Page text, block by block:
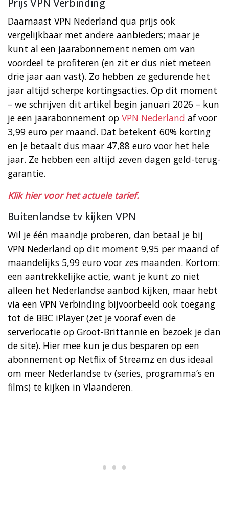
Daarnaast VPN Nederland qua prijs ook
vergelijkbaar met andere aanbieders; maar je
kunt al een jaarabonnement nemen om van
voordeel te profiteren (en zit er dus niet meteen
drie jaar aan vast). Zo hebben ze gedurende het
jaar altijd scherpe kortingsacties. Op dit moment
– we schrijven dit artikel begin januari 2026 – kun
je een jaarabonnement op VPN Nederland af voor
3,99 euro per maand. Dat betekent 60% korting
en je betaalt dus maar 47,88 euro voor het hele
jaar. Ze hebben een altijd zeven dagen geld-terug-
garantie.
Klik hier voor het actuele tarief.
Buitenlandse tv kijken VPN
Wil je één maandje proberen, dan betaal je bij
VPN Nederland op dit moment 9,95 per maand of
maandelijks 5,99 euro voor zes maanden. Kortom:
een aantrekkelijke actie, want je kunt zo niet
alleen het Nederlandse aanbod kijken, maar hebt
via een VPN Verbinding bijvoorbeeld ook toegang
tot de BBC iPlayer (zet je vooraf even de
serverlocatie op Groot-Brittannië en bezoek je dan
de site). Hier mee kun je dus besparen op een
abonnement op Netflix of Streamz en dus ideaal
om meer Nederlandse tv (series, programma’s en
films) te kijken in Vlaanderen.